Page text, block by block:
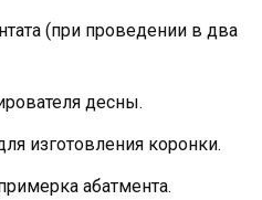
(при проведении в два
десны.
изготовления коронки.
абатмента.